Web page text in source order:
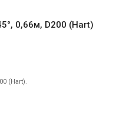
0,66м, D200 (Hart)
(Hart).